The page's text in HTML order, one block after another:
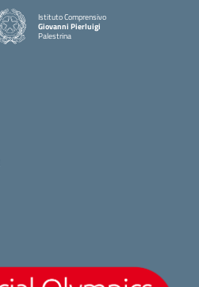
Istituto Comprensivo
Giovanni Pierluigi
Palestrina